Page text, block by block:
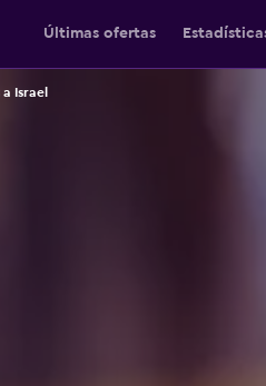
Últimas ofertas
Israel